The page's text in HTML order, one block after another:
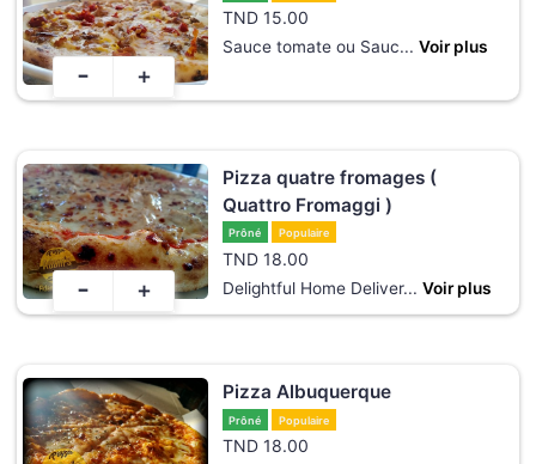
TND 15.00
Sauce tomate ou Sauc... Voir plus
- +
Pizza quatre fromages (
Quattro Fromaggi )
Prôné Populaire
TND 18.00
Delightful Home Deliver... Voir plus
- +
Pizza Albuquerque
Prôné Populaire
TND 18.00